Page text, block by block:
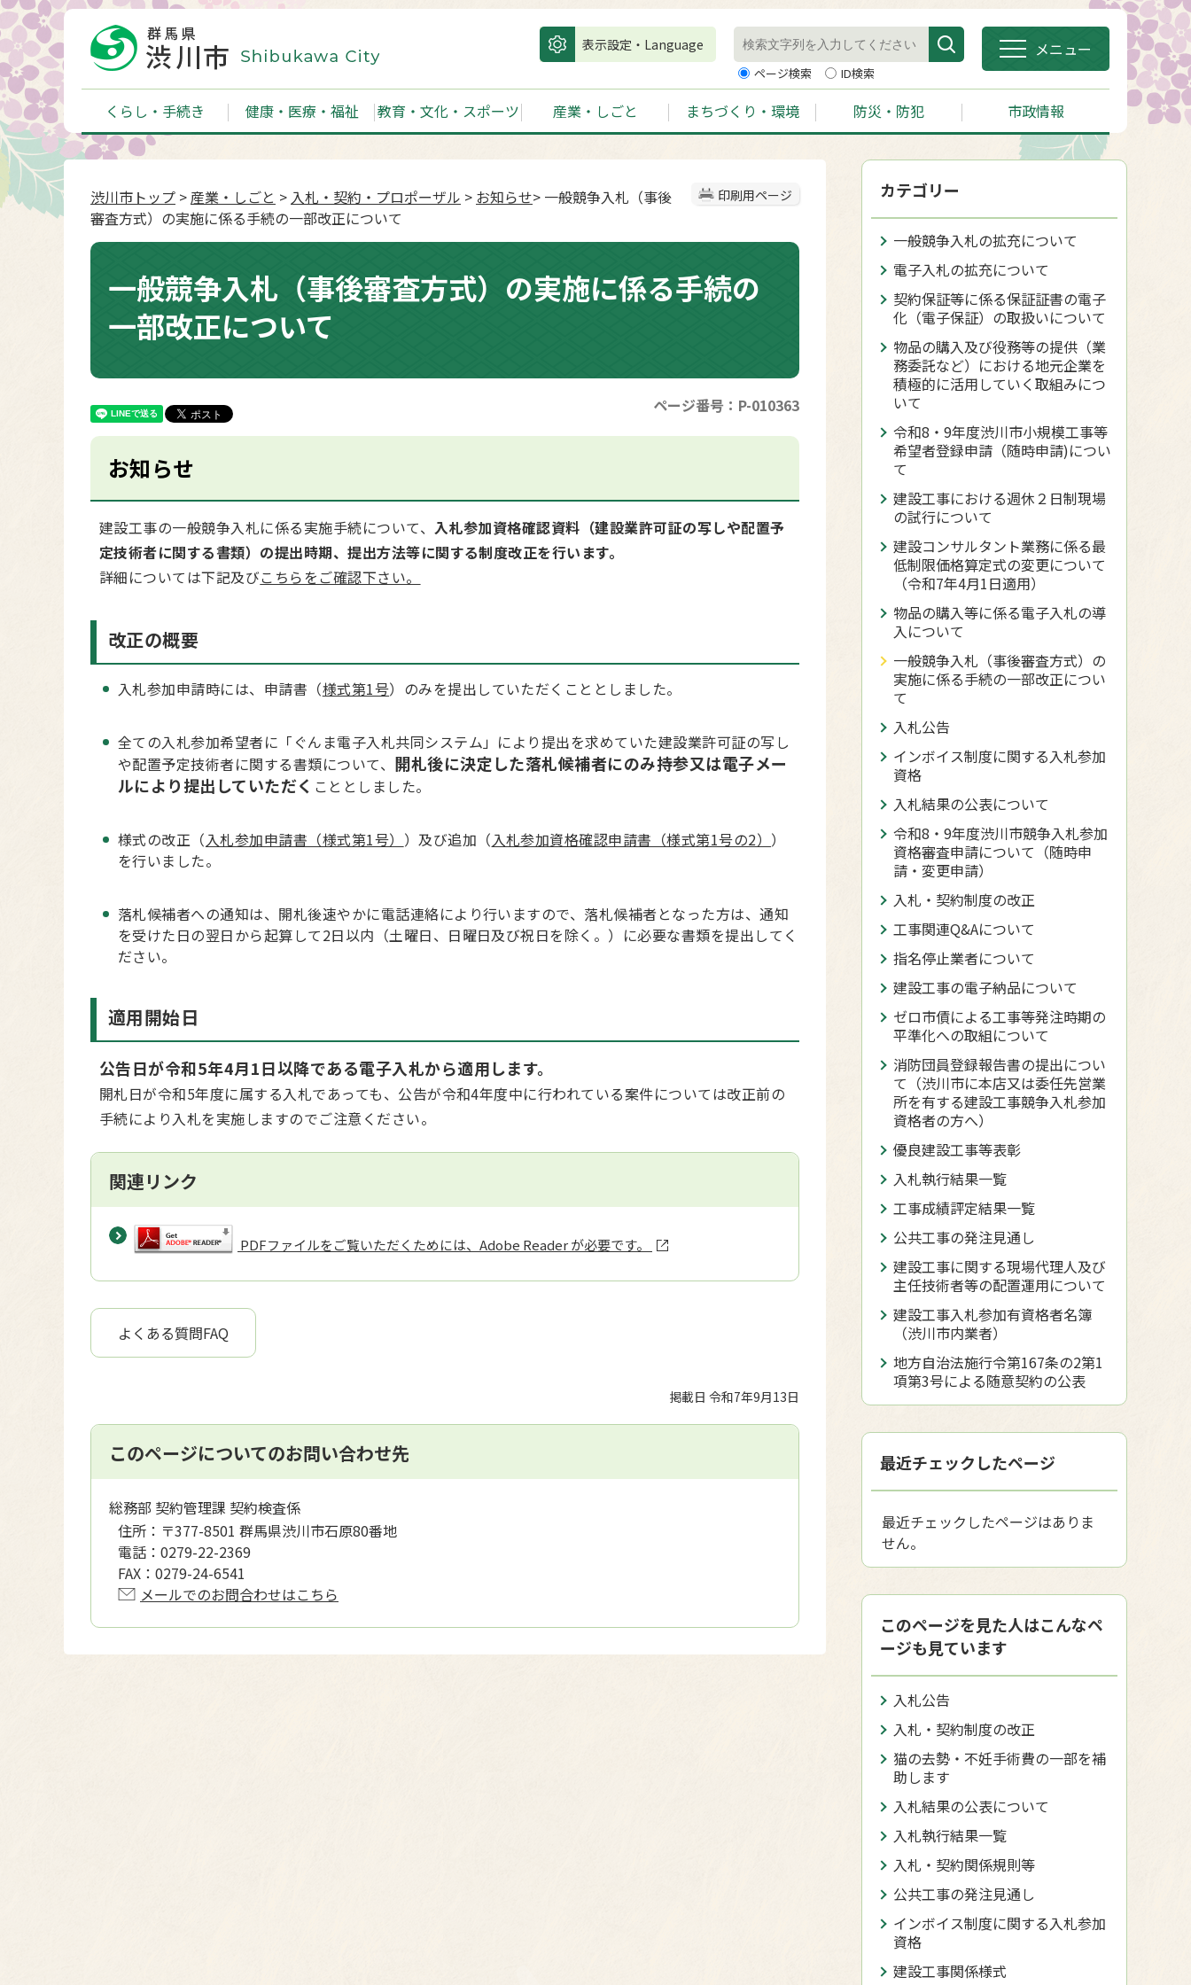
表示設定・Language
ページ検索 ID検索
メニュー
くらし・手続き 健康・医療・福祉 教育・文化・スポーツ 産業・しごと まちづくり・環境 防災・防犯 市政情報
印刷用ページ
渋川市トップ >産業・しごと > 入札・契約・プロポーザル > お知らせ> 一般競争入札（事後
審査方式）の実施に係る手続の一部改正について
一般競争入札（事後審査方式）の実施に係る手続の
一部改正について
ページ番号：P-010363
お知らせ
建設工事の一般競争入札に係る実施手続について、入札参加資格確認資料（建設業許可証の写しや配置予
定技術者に関する書類）の提出時期、提出方法等に関する制度改正を行います。
詳細については下記及びこちらをご確認下さい。
改正の概要
入札参加申請時には、申請書（様式第1号）のみを提出していただくこととしました。
全ての入札参加希望者に「ぐんま電子入札共同システム」により提出を求めていた建設業許可証の写し
や配置予定技術者に関する書類について、 開札後に決定した落札候補者にのみ持参又は電子メー
ルにより提出していただく こととしました。
様式の改正（入札参加申請書（様式第1号） ）及び追加（入札参加資格確認申請書（様式第1号の2） ）
を行いました。
落札候補者への通知は、開札後速やかに電話連絡により行いますので、落札候補者となった方は、通知
を受けた日の翌日から起算して2日以内（土曜日、日曜日及び祝日を除く。）に必要な書類を提出してく
ださい。
適用開始日
公告日が令和5年4月1日以降である電子入札から適用します。
開札日が令和5年度に属する入札であっても、公告が令和4年度中に行われている案件については改正前の
手続により入札を実施しますのでご注意ください。
関連リンク
PDFファイルをご覧いただくためには、Adobe Reader が必要です。
よくある質問FAQ
掲載日 令和7年9月13日
このページについてのお問い合わせ先
総務部 契約管理課 契約検査係
住所： 〒377-8501 群馬県渋川市石原80番地
電話： 0279-22-2369
FAX： 0279-24-6541
メールでのお問合わせはこちら
カテゴリー
一般競争入札の拡充について
電子入札の拡充について
契約保証等に係る保証証書の電子
化（電子保証）の取扱いについて
物品の購入及び役務等の提供（業
務委託など）における地元企業を
積極的に活用していく取組みにつ
いて
令和8・9年度渋川市小規模工事等
希望者登録申請（随時申請)につい
て
建設工事における週休２日制現場
の試行について
建設コンサルタント業務に係る最
低制限価格算定式の変更について
（令和7年4月1日適用）
物品の購入等に係る電子入札の導
入について
一般競争入札（事後審査方式）の
実施に係る手続の一部改正につい
て
入札公告
インボイス制度に関する入札参加
資格
入札結果の公表について
令和8・9年度渋川市競争入札参加
資格審査申請について（随時申
請・変更申請）
入札・契約制度の改正
工事関連Q&Aについて
指名停止業者について
建設工事の電子納品について
ゼロ市債による工事等発注時期の
平準化への取組について
消防団員登録報告書の提出につい
て（渋川市に本店又は委任先営業
所を有する建設工事競争入札参加
資格者の方へ）
優良建設工事等表彰
入札執行結果一覧
工事成績評定結果一覧
公共工事の発注見通し
建設工事に関する現場代理人及び
主任技術者等の配置運用について
建設工事入札参加有資格者名簿
（渋川市内業者）
地方自治法施行令第167条の2第1
項第3号による随意契約の公表
最近チェックしたページ
最近チェックしたページはありま
せん。
このページを見た人はこんなペ
ージも見ています
入札公告
入札・契約制度の改正
猫の去勢・不妊手術費の一部を補
助します
入札結果の公表について
入札執行結果一覧
入札・契約関係規則等
公共工事の発注見通し
インボイス制度に関する入札参加
資格
建設工事関係様式